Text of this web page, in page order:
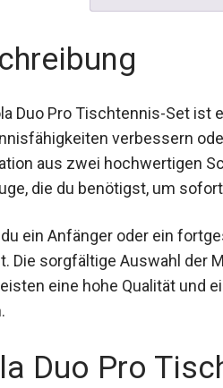
Duo Pro Tischtennis-Set ist
verbessern
aus zwei hochwertigen
die du benötigst, um
du ein Anfänger oder ein
Die sorgfältige Auswahl der
eine hohe Qualität und
Duo Pro